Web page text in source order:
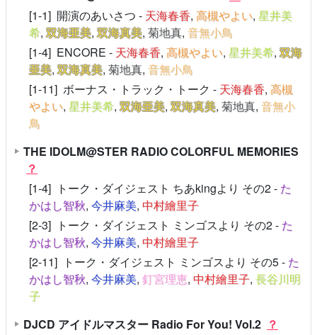
[1-1] 開演のあいさつ - 天海春香, 高槻やよい, 星井美
希,双海亜美,双海真美, 菊地真, 音無小鳥
[1-4] ENCORE - 天海春香, 高槻やよい, 星井美希,双海
亜美,双海真美, 菊地真, 音無小鳥
[1-11] ボーナス・トラック・トーク - 天海春香, 高槻
やよい, 星井美希,双海亜美,双海真美, 菊地真, 音無小
鳥
THE IDOLM@STER RADIO COLORFUL MEMORIES
？
[1-4] トーク・ダイジェスト ちあkingより その2 - た
かはし智秋, 今井麻美, 中村繪里子
[2-3] トーク・ダイジェスト ミンゴスより その2 - た
かはし智秋, 今井麻美, 中村繪里子
[2-11] トーク・ダイジェスト ミンゴスより その5 - た
かはし智秋, 今井麻美, 釘宮理恵, 中村繪里子, 長谷川明
子
DJCD アイドルマスター Radio For You! Vol.2 ？